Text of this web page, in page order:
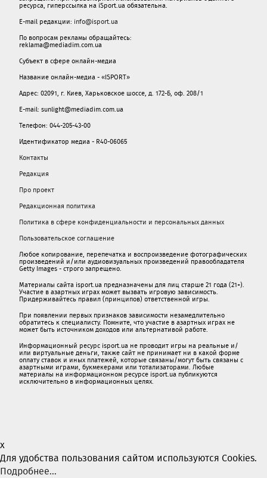
ресурса, гиперссылка на iSport.ua обязательна.
E-mail редакции: info@isport.ua
По вопросам рекламы обращайтесь:
reklama@mediadim.com.ua
Субъект в сфере онлайн-медиа
Название онлайн-медиа - «ISPORT»
Адрес: 02091, г. Киев, Харьковское шоссе, д. 172-Б, оф. 208/1
E-mail: sunlight@mediadim.com.ua
Телефон: 044-205-43-00
Идентификатор медиа - R40-06065
Контакты
Редакция
Про проект
Редакционная политика
Политика в сфере конфиденциальности и персональных данных
Пользовательское соглашение
Любое копирование, перепечатка и воспроизведение фотографических
произведений и/или аудиовизуальных произведений правообладателя
Getty Images - строго запрещено.
Материалы сайта isport.ua предназначены для лиц старше 21 года (21+).
Участие в азартных играх может вызвать игровую зависимость.
Придерживайтесь правил (принципов) ответственной игры.
При появлении первых признаков зависимости незамедлительно
обратитесь к специалисту. Помните, что участие в азартных играх не
может быть источником доходов или альтернативой работе.
Информационный ресурс isport.ua не проводит игры на реальные и/
или виртуальные деньги, также сайт не принимает ни в какой форме
oплaту ставок и иных платежей, которые связаны/могут быть связаны c
азартными игрaми, букмекерами или тотализаторами. Любые
материалы на информационном ресурсе isport.ua публикуютcя
исключительно в информационных целях.
x
Для удобства пользования сайтом используются Cookies.
Подробнее...